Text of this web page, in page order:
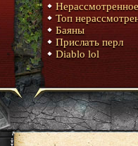
Нерассмотренное
Топ
Баяны
Прислать перл
Diablo lol